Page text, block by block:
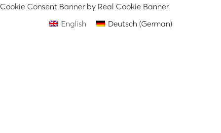
Cookie Consent Banner by Real Cookie Banner
English
Deutsch (German)